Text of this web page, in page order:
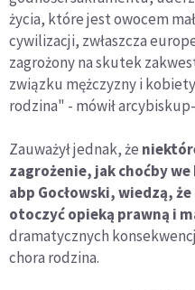
życia, które jest owocem
cywilizacji, zwłaszcza
zagrożony na skutek
związku mężczyzny i
rodzina" - mówił
Zauważył jednak, że
zagrożenie, jak choćby
abp Gocłowski, wiedzą,
otoczyć opieką prawną i
dramatycznych
chora rodzina.